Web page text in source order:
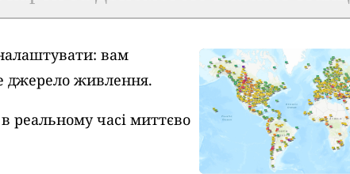
вам
джерело живлення.
реальному часі миттєво